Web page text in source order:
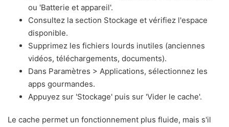
ou 'Batterie et appareil'.
Consultez la section Stockage et vérifiez l'espace
disponible.
Supprimez les fichiers lourds inutiles (anciennes
vidéos, téléchargements, documents).
Dans Paramètres > Applications, sélectionnez les
apps gourmandes.
Appuyez sur 'Stockage' puis sur 'Vider le cache'.
Le cache permet un fonctionnement plus fluide, mais s'il